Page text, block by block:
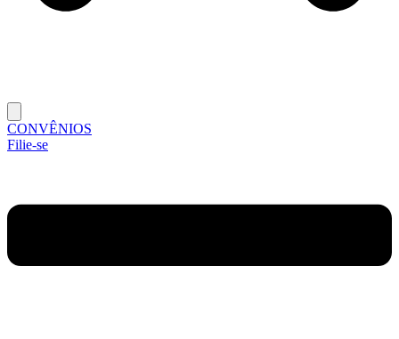
CONVÊNIOS
Filie-se